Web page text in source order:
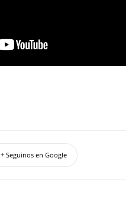
+ Seguinos en Google